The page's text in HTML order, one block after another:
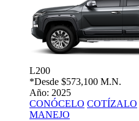
L200
*Desde $573,100 M.N.
Año: 2025
CONÓCELO COTÍZALO
MANEJO